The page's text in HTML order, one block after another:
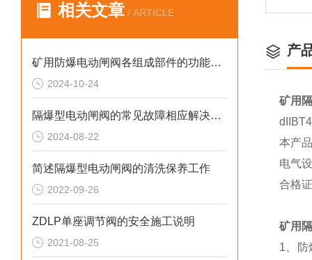
相关文章 / ARTICLE
矿用防爆电动闸阀各组成部件的功能特点介绍
2024-10-24
隔爆型电动闸阀的常见故障相应解决方法分享
2024-08-22
简述隔爆型电动闸阀的清洗保养工作
2022-09-26
ZDLP单座调节阀的安全施工说明
2021-08-25
产
矿用
dIIBT4
本产
电气
合格
矿用
1 、